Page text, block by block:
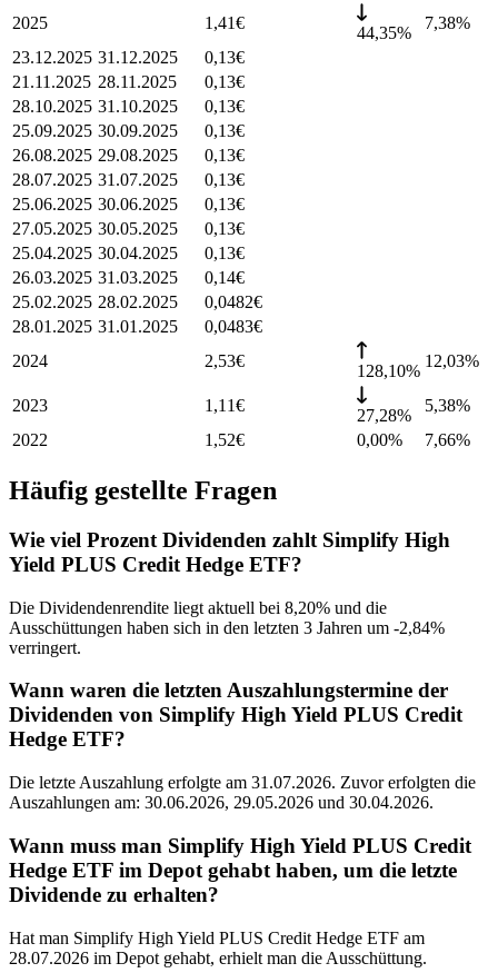
2025
1,41€
44,35%
7,38%
23.12.2025 31.12.2025 0,13€
21.11.2025 28.11.2025 0,13€
28.10.2025 31.10.2025 0,13€
25.09.2025 30.09.2025 0,13€
26.08.2025 29.08.2025 0,13€
28.07.2025 31.07.2025 0,13€
25.06.2025 30.06.2025 0,13€
27.05.2025 30.05.2025 0,13€
25.04.2025 30.04.2025 0,13€
26.03.2025 31.03.2025 0,14€
25.02.2025 28.02.2025 0,0482€
28.01.2025 31.01.2025 0,0483€
2024
2,53€
128,10%
12,03%
2023 1,11€
27,28%
5,38%
2022
1,52€ 0,00% 7,66%
Häufig gestellte Fragen
Wie viel Prozent Dividenden zahlt Simplify High
Yield PLUS Credit Hedge ETF?
Die Dividendenrendite liegt aktuell bei 8,20% und die
Ausschüttungen haben sich in den letzten 3 Jahren um -2,84%
verringert.
Wann waren die letzten Auszahlungstermine der
Dividenden von Simplify High Yield PLUS Credit
Hedge ETF?
Die letzte Auszahlung erfolgte am 31.07.2026. Zuvor erfolgten die
Auszahlungen am: 30.06.2026, 29.05.2026 und 30.04.2026.
Wann muss man Simplify High Yield PLUS Credit
Hedge ETF im Depot gehabt haben, um die letzte
Dividende zu erhalten?
Hat man Simplify High Yield PLUS Credit Hedge ETF am
28.07.2026 im Depot gehabt, erhielt man die Ausschüttung.